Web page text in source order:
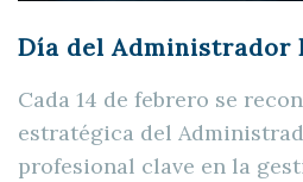
Día del Administrador
Cada 14 de febrero se
estratégica del
profesional clave en la